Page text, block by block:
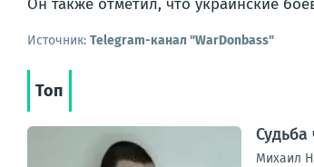
Он также отметил, что украинские
Источник: Telegram-канал "WarDonbass"
Топ
Михаил